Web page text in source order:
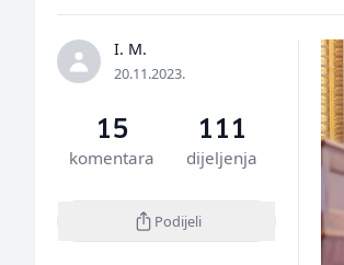
I. M.
20.11.2023.
15
komentara
111
dijeljenja
Podijeli